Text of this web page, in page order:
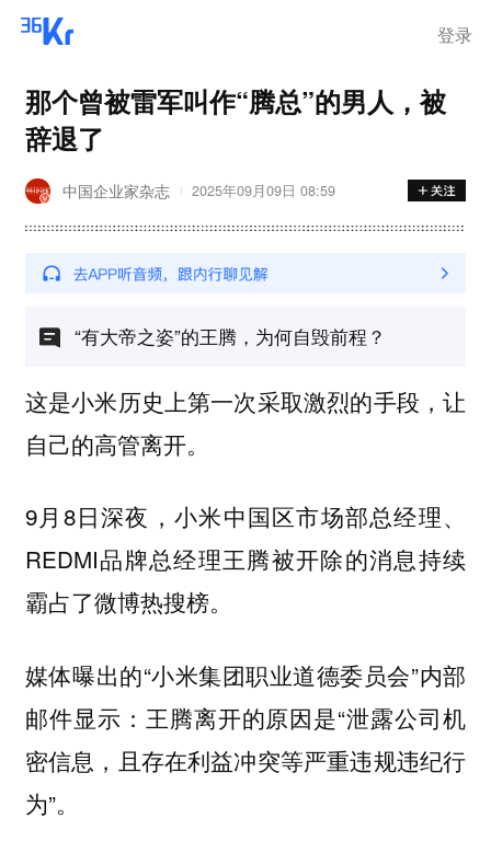
登录
那个曾被雷军叫作“腾总”的男人，被
辞退了
中国企业家杂志 2025年09月09日 08:59
“有大帝之姿”的王腾，为何自毁前程？
这是小米历史上第一次采取激烈的手段，让
自己的高管离开。
9月8日深夜，小米中国区市场部总经理、
REDMI品牌总经理王腾被开除的消息持续
霸占了微博热搜榜。
媒体曝出的“小米集团职业道德委员会”内部
邮件显示：王腾离开的原因是“泄露公司机
密信息，且存在利益冲突等严重违规违纪行
为”。